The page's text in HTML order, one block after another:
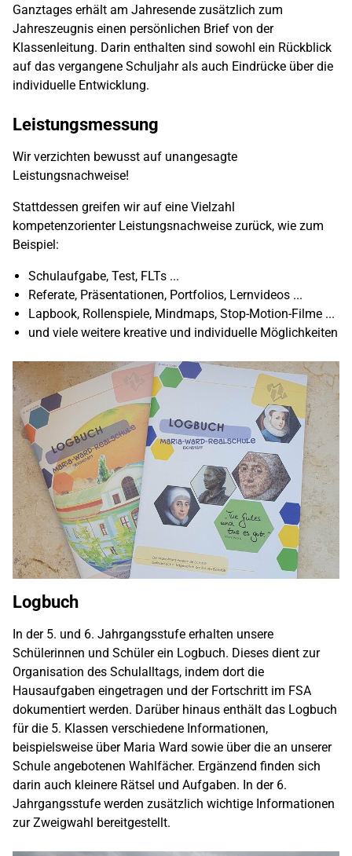
Ganztages erhält am Jahresende zusätzlich zum
Jahreszeugnis einen persönlichen Brief von der
Klassenleitung. Darin enthalten sind sowohl ein Rückblick
auf das vergangene Schuljahr als auch Eindrücke über die
individuelle Entwicklung.
Leistungsmessung
Wir verzichten bewusst auf unangesagte
Leistungsnachweise!
Stattdessen greifen wir auf eine Vielzahl
kompetenzorienter Leistungsnachweise zurück, wie zum
Beispiel:
Schulaufgabe, Test, FLTs ...
Referate, Präsentationen, Portfolios, Lernvideos ...
Lapbook, Rollenspiele, Mindmaps, Stop-Motion-Filme ...
und viele weitere kreative und individuelle Möglichkeiten
Logbuch
In der 5. und 6. Jahrgangsstufe erhalten unsere
Schülerinnen und Schüler ein Logbuch. Dieses dient zur
Organisation des Schulalltags, indem dort die
Hausaufgaben eingetragen und der Fortschritt im FSA
dokumentiert werden. Darüber hinaus enthält das Logbuch
für die 5. Klassen verschiedene Informationen,
beispielsweise über Maria Ward sowie über die an unserer
Schule angebotenen Wahlfächer. Ergänzend finden sich
darin auch kleinere Rätsel und Aufgaben. In der 6.
Jahrgangsstufe werden zusätzlich wichtige Informationen
zur Zweigwahl bereitgestellt.